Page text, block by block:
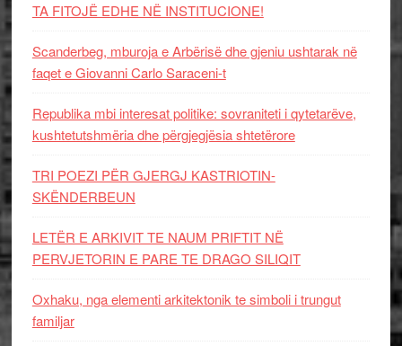
TA FITOJË EDHE NË INSTITUCIONE!
Scanderbeg, mburoja e Arbërisë dhe gjeniu ushtarak në
faqet e Giovanni Carlo Saraceni-t
Republika mbi interesat politike: sovraniteti i qytetarëve,
kushtetutshmëria dhe përgjegjësia shtetërore
TRI POEZI PËR GJERGJ KASTRIOTIN-
SKËNDERBEUN
LETËR E ARKIVIT TE NAUM PRIFTIT NË
PERVJETORIN E PARE TE DRAGO SILIQIT
Oxhaku, nga elementi arkitektonik te simboli i trungut
familjar